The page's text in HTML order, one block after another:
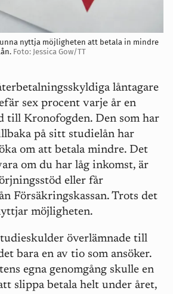
nyttja möjligheten att betala in mindre
Foto: Jessica Gow/TT
låntagare
sex procent varje år en
till Kronofogden. Den som har
på sitt studielån har
om att betala mindre. Det
om du har låg inkomst, är
eller får
Försäkringskassan. Trots det
möjligheten.
överlämnade till
bara en av tio som ansöker.
egna genomgång skulle en
slippa betala helt under året,